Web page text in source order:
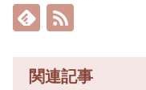
関連記事